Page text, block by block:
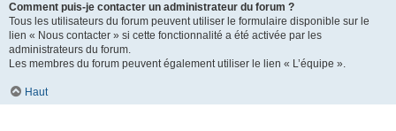
Comment puis-je contacter un administrateur du forum ?
Tous les utilisateurs du forum peuvent utiliser le formulaire disponible sur le
lien « Nous contacter » si cette fonctionnalité a été activée par les
administrateurs du forum.
Les membres du forum peuvent également utiliser le lien « L’équipe ».
Haut